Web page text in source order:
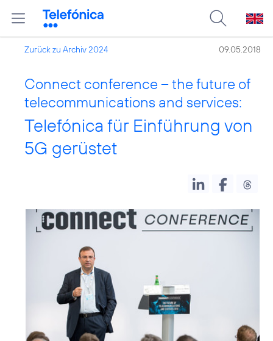
Zurück zu Archiv 2024 09.05.2018
Connect conference – the future of
telecommunications and services:
Telefónica für Einführung von
5G gerüstet